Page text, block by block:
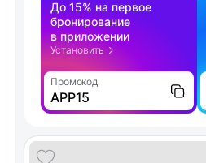
До 15% на первое
бронирование
в приложении
Установить
Промокод
APP15